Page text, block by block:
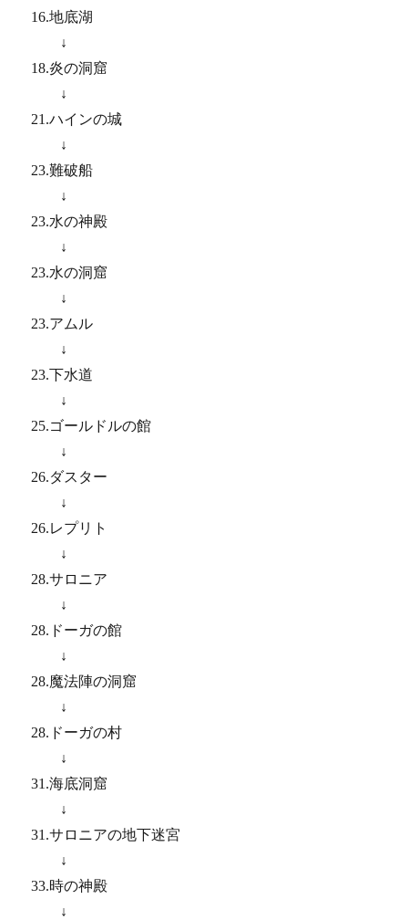
16.地底湖
↓
18.炎の洞窟
↓
21.ハインの城
↓
23.難破船
↓
23.水の神殿
↓
23.水の洞窟
↓
23.アムル
↓
23.下水道
↓
25.ゴールドルの館
↓
26.ダスター
↓
26.レプリト
↓
28.サロニア
↓
28.ドーガの館
↓
28.魔法陣の洞窟
↓
28.ドーガの村
↓
31.海底洞窟
↓
31.サロニアの地下迷宮
↓
33.時の神殿
↓